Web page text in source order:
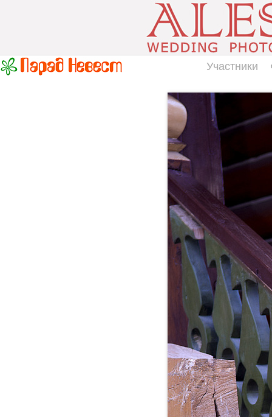
Участники